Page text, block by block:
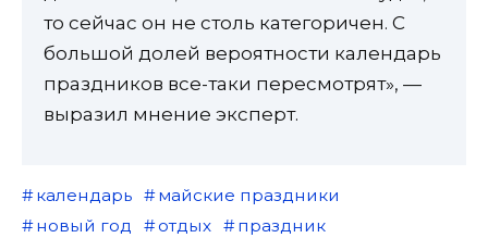
то сейчас он не столь категоричен. С
большой долей вероятности календарь
праздников все-таки пересмотрят», —
выразил мнение эксперт.
календарь
майские праздники
новый год
отдых праздник